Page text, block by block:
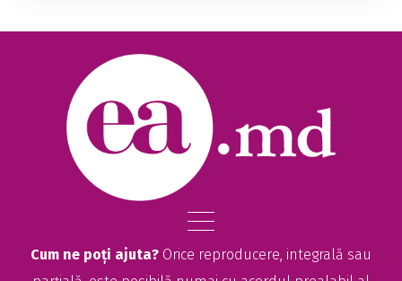
Cum ne poți ajuta? Orice reproducere, integrală sau